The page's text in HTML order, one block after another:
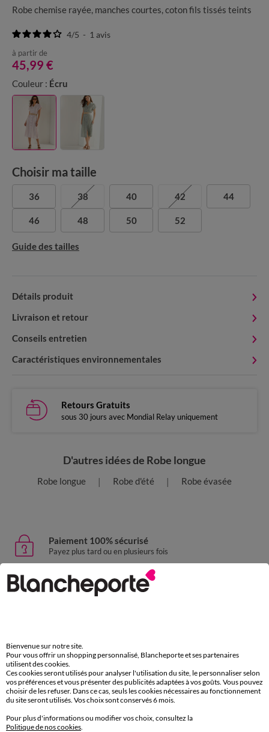
Robe chemise rayée, manches courtes, coton fils tissés teints
4/5 - 1 avis
à partir de
45,99 €
Couleur : Écru
Choisir ma taille
36 38 40 42 44
46 48 50 52
Guide des tailles
Détails produit
Livraison et retour
Conseils entretien
Caractéristiques environnementales
Retours Gratuits
sous 30 jours avec Mondial Relay uniquement
D'autres idées de Robe longue
Robe longue Robe d'été Robe évasée
Paiement 100% sécurisé
Payez plus tard ou en plusieurs fois
Livraison express
domicile, relais, consignes automatiques
Service clients
par chat et par téléphone
de 8h00 à 20h00 du lundi au samedi
Bienvenue sur notre site.
Pour vous offrir un shopping personnalisé, Blancheporte et ses partenaires
utilisent des cookies.
Ces cookies seront utilisés pour analyser l'utilisation du site, le personnaliser selon
vos préférences et vous présenter des publicités adaptées à vos goûts. Vous pouvez
choisir de les refuser. Dans ce cas, seuls les cookies nécessaires au fonctionnement
du site seront utilisés. Vos choix sont conservés 6 mois.
Pour plus d'informations ou modifier vos choix, consultez la
Politique de nos cookies.